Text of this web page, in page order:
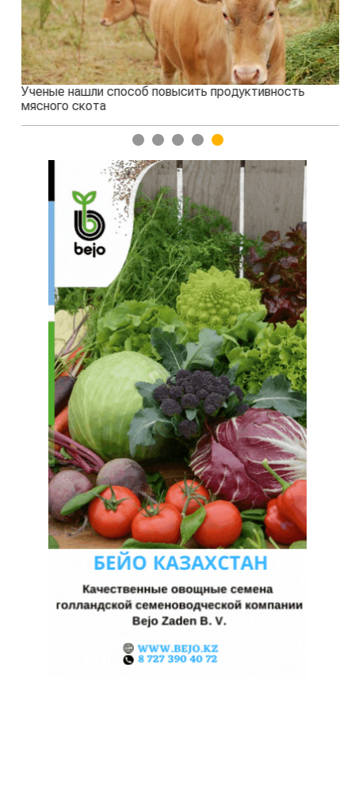
Ученые нашли способ повысить продуктивность
мясного скота
1 2 3 4 5